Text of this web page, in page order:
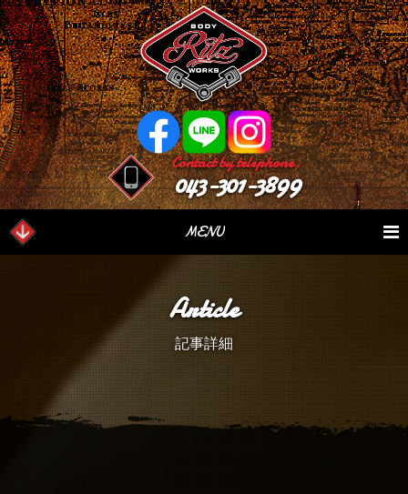
Contact by telephone.
043-301-3899
MENU
Our Serivce
Parts Sales 作業日誌
Article
記事詳細